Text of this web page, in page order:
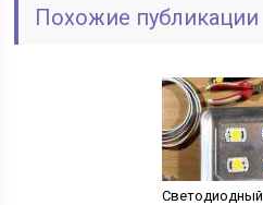
Похожие публикации
Светодиодный